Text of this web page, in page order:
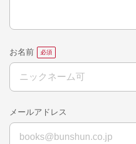
お名前
メールアドレス